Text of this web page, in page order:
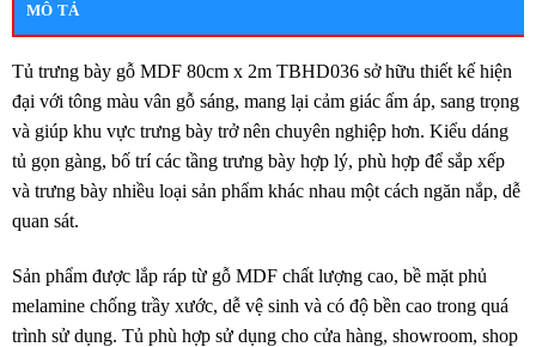
lượng
MÔ TẢ
Tủ trưng bày gỗ MDF 80cm x 2m TBHD036 sở hữu thiết kế hiện
đại với tông màu vân gỗ sáng, mang lại cảm giác ấm áp, sang trọng
và giúp khu vực trưng bày trở nên chuyên nghiệp hơn. Kiểu dáng
tủ gọn gàng, bố trí các tầng trưng bày hợp lý, phù hợp để sắp xếp
và trưng bày nhiều loại sản phẩm khác nhau một cách ngăn nắp, dễ
quan sát.
Sản phẩm được lắp ráp từ gỗ MDF chất lượng cao, bề mặt phủ
melamine chống trầy xước, dễ vệ sinh và có độ bền cao trong quá
trình sử dụng. Tủ phù hợp sử dụng cho cửa hàng, showroom, shop